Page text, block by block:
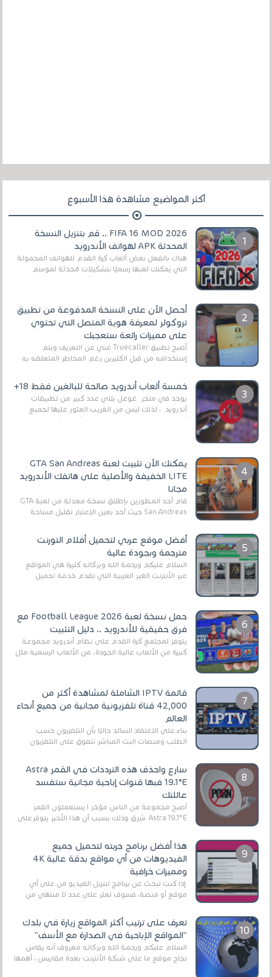
أكثر المواضيع مشاهدة هذا الأسبوع
FIFA 16 MOD 2026 .. قم بتنزيل النسخة
المحدثة APK لهواتف الأندرويد
هناك بالفعل بعض ألعاب كرة القدم للهواتف المحمولة
التي يمكنك لعبها رسميًا بتشكيلات مُحدثة لموسم
أحصل الآن على النسخة المدفوعة من تطبيق
تروكولر لمعرفة هوية المتصل التي تحتوي
على مميزات رائعة ستعجبك
أصبح تطبيق Truecaller غني عن التعريف ويتم
إستخدامه من قبل الكثيرين رغم المخاطر المتعلقه به
خمسة ألعاب أندرويد صالحة للبالغين فقط 18+
يوجد في متجر غوغل بلاي عدد كبير من تطبيقات
أندرويد ، لذلك ليس من الغريب العثور عليها لجميع
يمكنك الآن تثبيت لعبة GTA San Andreas
LITE الخفيفة والأصلية على هاتفك الأندرويد
مجانا
قام أحد المطورين بإطلاق نسخة معدلة من لعبة GTA
San Andreas حيث أخد بعين الإعتبار تقليل مساحة
أفضل موقع عربي لتحميل أفلام التورنت
مترجمة وبجودة عالية
السلام عليكم ورحمة الله وبركاته كثيرة هي المواقع
عبر الأنترنت الغير العربية التي تقدم خدمة تحميل
الأفلام على التورنت ، ومعظم هذه المواقع ل...
حمل نسخة لعبة Football League 2026 مع
فرق حقيقية للأندرويد .. دليل التثبيت
يتوفر لمجتمع كرة القدم على نظام أندرويد مجموعة
كبيرة من الألعاب عالية الجودة. من الألعاب الرسمية مثل
قائمة IPTV الشاملة لمشاهدة أكثر من
42,000 قناة تلفزيونية مجانية من جميع أنحاء
العالم
بناءً على الاعتقاد السائد حاليًا بأن التلفزيون حسب
الطلب ومنصات البث المباشر تتفوق على التلفزيون
الرقمي الأرضي التقليدي، يُعدّ IPTV-org خيار...
سارع واحذف هذه الترددات في القمر Astra
19.1°E فبها قنوات إباحية مجانية ستفسد
عائلتك
أصبح مجموعة من الناس مؤخر ا يستعملون القمر
Astra 19.1°E شرق وذلك بسبب أن هذا الأخير يتوفرعلى
هذا أفضل برنامج جربته لتحميل جميع
الفيديوهات من أي مواقع بدقة عالية 4K
ومميزات خرافية
إذا كنت تبحث عن برنامج لتنزيل الفيديو من على أي
موقع أو منصة، فسوف تعثر على عدد لا منتهي من
تعرف على ترتيب أكثر المواقع زيارة في بلدك
"المواقع الإباحية في الصدارة مع الأسف"
السلام عليكم ورحمة الله وبركاته معروف أنه يقاس
نجاح موقع ما على شبكة الأنترنت بعدة مقاييس ، أهمها